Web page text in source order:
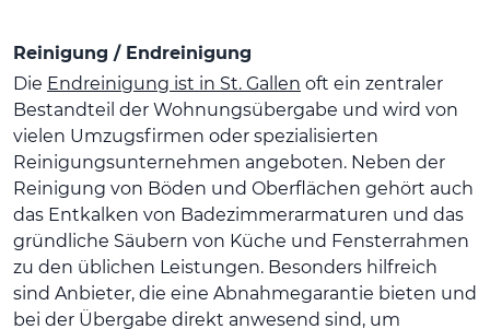
Reinigung / Endreinigung
Die Endreinigung ist in St. Gallen oft ein zentraler
Bestandteil der Wohnungsübergabe und wird von
vielen Umzugsfirmen oder spezialisierten
Reinigungsunternehmen angeboten. Neben der
Reinigung von Böden und Oberflächen gehört auch
das Entkalken von Badezimmerarmaturen und das
gründliche Säubern von Küche und Fensterrahmen
zu den üblichen Leistungen. Besonders hilfreich
sind Anbieter, die eine Abnahmegarantie bieten und
bei der Übergabe direkt anwesend sind, um